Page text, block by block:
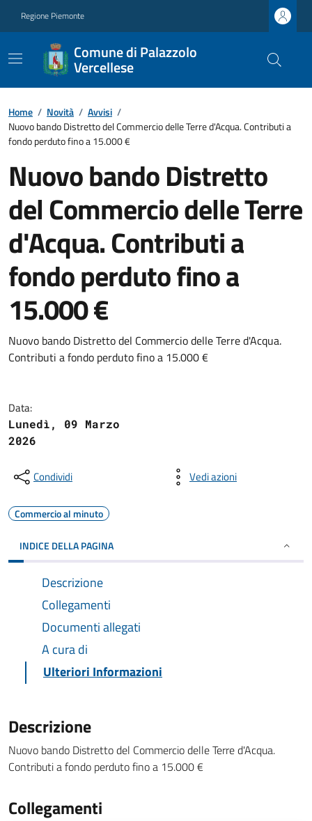
Regione Piemonte
Comune di Palazzolo
Vercellese
Home / Novità / Avvisi /
Nuovo bando Distretto del Commercio delle Terre d'Acqua. Contributi a
fondo perduto fino a 15.000 €
Nuovo bando Distretto
del Commercio delle Terre
d'Acqua. Contributi a
fondo perduto fino a
15.000 €
Nuovo bando Distretto del Commercio delle Terre d'Acqua.
Contributi a fondo perduto fino a 15.000 €
Data:
Lunedì, 09 Marzo
2026
Condividi Vedi azioni
Commercio al minuto
INDICE DELLA PAGINA
Descrizione
Collegamenti
Documenti allegati
A cura di
Ulteriori Informazioni
Descrizione
Nuovo bando Distretto del Commercio delle Terre d'Acqua.
Contributi a fondo perduto fino a 15.000 €
Collegamenti